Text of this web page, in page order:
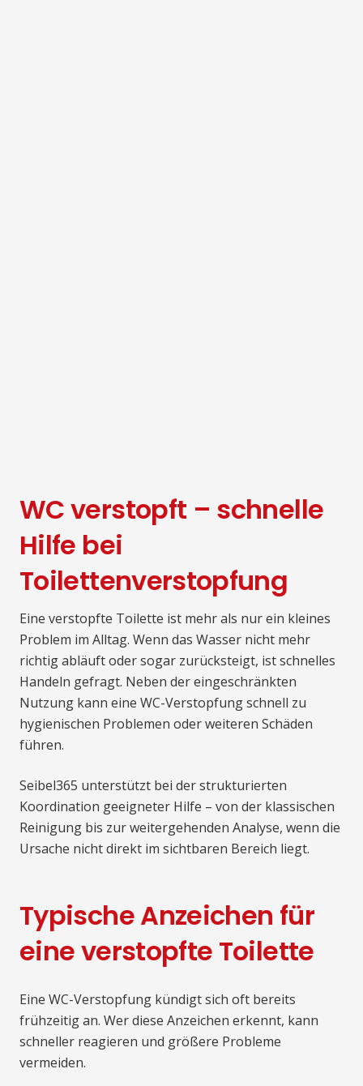
WC verstopft – schnelle
Hilfe bei
Toilettenverstopfung
Eine verstopfte Toilette ist mehr als nur ein kleines
Problem im Alltag. Wenn das Wasser nicht mehr
richtig abläuft oder sogar zurücksteigt, ist schnelles
Handeln gefragt. Neben der eingeschränkten
Nutzung kann eine WC-Verstopfung schnell zu
hygienischen Problemen oder weiteren Schäden
führen.
Seibel365 unterstützt bei der strukturierten
Koordination geeigneter Hilfe – von der klassischen
Reinigung bis zur weitergehenden Analyse, wenn die
Ursache nicht direkt im sichtbaren Bereich liegt.
Typische Anzeichen für
eine verstopfte Toilette
Eine WC-Verstopfung kündigt sich oft bereits
frühzeitig an. Wer diese Anzeichen erkennt, kann
schneller reagieren und größere Probleme
vermeiden.